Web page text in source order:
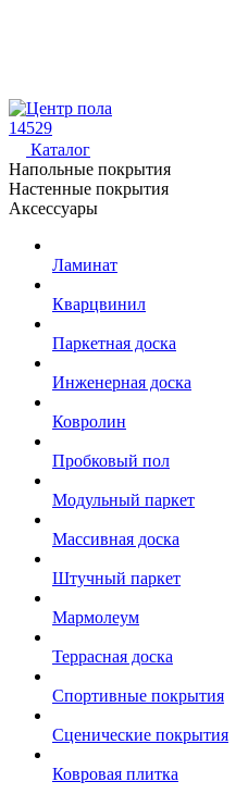
14529
Каталог
Напольные покрытия
Настенные покрытия
Аксессуары
Ламинат
Кварцвинил
Паркетная доска
Инженерная доска
Ковролин
Пробковый пол
Модульный паркет
Массивная доска
Штучный паркет
Мармолеум
Террасная доска
Спортивные покрытия
Сценические покрытия
Ковровая плитка